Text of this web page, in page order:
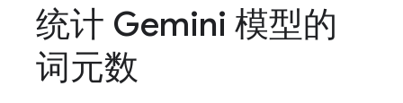
统计 Gemini 模型的
词元数